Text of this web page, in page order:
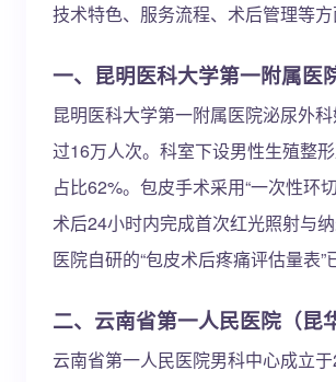
技术特色、服务流程、术后管理等
一、昆明医科大学第一附属医
昆明医科大学第一附属医院泌尿外
过16万人次。科室下设男性生殖整
占比62%。包皮手术采用“一次性
术后24小时内完成首次红光照射与
医院自研的“包皮术后疼痛评估量表
二、云南省第一人民医院（昆
云南省第一人民医院男科中心成立